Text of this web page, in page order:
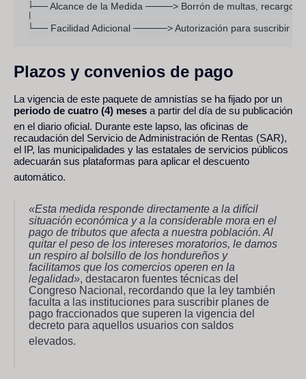
├── Alcance de la Medida ────> Borrón de multas, recargos,
│
Plazos y convenios de pago
La vigencia de este paquete de amnistías se ha fijado por un
periodo de cuatro (4) meses a partir del día de su publicación
en el diario oficial. Durante este lapso, las oficinas de
recaudación del Servicio de Administración de Rentas (SAR),
el IP, las municipalidades y las estatales de servicios públicos
adecuarán sus plataformas para aplicar el descuento
automático.
«Esta medida responde directamente a la difícil
situación económica y a la considerable mora en el
pago de tributos que afecta a nuestra población.Al
quitar el peso de los intereses moratorios, le damos
un respiro al bolsillo de los hondureños y
facilitamos que los comercios operen en la
legalidad», destacaron fuentes técnicas del
Congreso Nacional, recordando que la ley también
faculta a las instituciones para suscribir planes de
pago fraccionados que superen la vigencia del
decreto para aquellos usuarios con saldos
elevados.